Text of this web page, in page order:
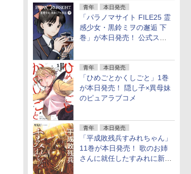
青年 本日発売
「パラノマサイト FILE25 霊
感少女・黒鈴ミヲの邂逅 下
巻」が本日発売！ 公式スピ
青年 本日発売
「ひめごとかくしごと」1巻
が本日発売！ 隠し子×異母妹
のピュアラブコメ
青年 本日発売
「平成敗残兵すみれちゃん」
11巻が本日発売！ 歌のお姉
さんに就任したすみれに新た